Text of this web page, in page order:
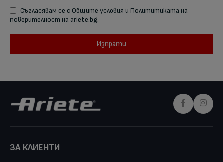
Съгласявам се с Общите условия и Полититиката на
поверителност на ariete.bg.
Изпрати
ЗА КЛИЕНТИ